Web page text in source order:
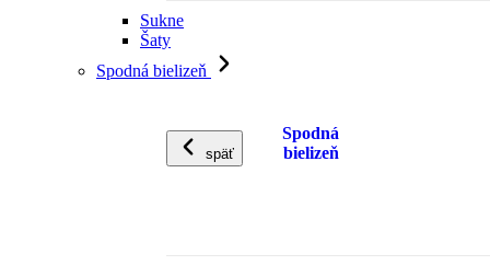
Sukne
Šaty
Spodná bielizeň
späť
Spodná
bielizeň